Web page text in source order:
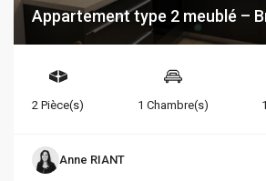
Appartement type 2 meublé –
2 Pièce(s) 1 Chambre(s)
Anne RIANT